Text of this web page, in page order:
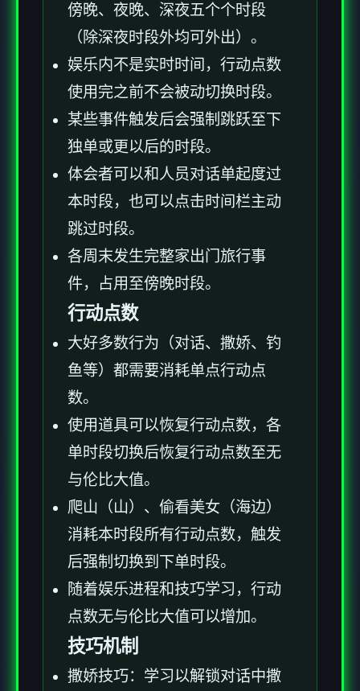
傍晚、夜晚、深夜五个个时段
（除深夜时段外均可外出）。
娱乐内不是实时时间，行动点数
使用完之前不会被动切换时段。
某些事件触发后会强制跳跃至下
独单或更以后的时段。
体会者可以和人员对话单起度过
本时段，也可以点击时间栏主动
跳过时段。
各周末发生完整家出门旅行事
件，占用至傍晚时段。
行动点数
大好多数行为（对话、撒娇、钓
鱼等）都需要消耗单点行动点
数。
使用道具可以恢复行动点数，各
单时段切换后恢复行动点数至无
与伦比大值。
爬山（山）、偷看美女（海边）
消耗本时段所有行动点数，触发
后强制切换到下单时段。
随着娱乐进程和技巧学习，行动
点数无与伦比大值可以增加。
技巧机制
撒娇技巧：学习以解锁对话中撒